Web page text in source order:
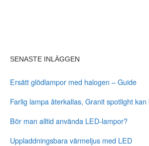
SENASTE INLÄGGEN
Ersätt glödlampor med halogen – Guide
Farlig lampa återkallas, Granit spotlight
Bör man alltid använda LED-lampor?
Uppladdningsbara värmeljus med LED